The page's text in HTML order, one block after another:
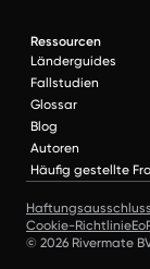
Ressourcen
Länderguides
Fallstudien
Glossar
Blog
Autoren
Häufig gestellte
Haftungsausschluss
Cookie-Richtlinie
© 2026 Rivermate